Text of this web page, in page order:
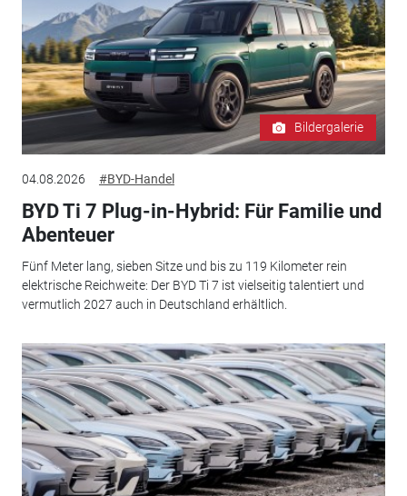
Bildergalerie
04.08.2026 #BYD-Handel
BYD Ti 7 Plug-in-Hybrid: Für Familie und
Abenteuer
Fünf Meter lang, sieben Sitze und bis zu 119 Kilometer rein
elektrische Reichweite: Der BYD Ti 7 ist vielseitig talentiert und
vermutlich 2027 auch in Deutschland erhältlich.